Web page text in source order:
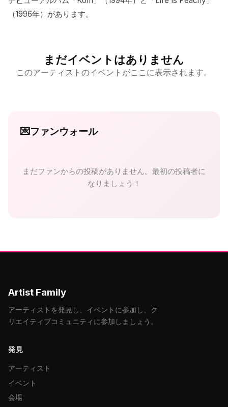
（1996年）があります。
まだイベントはありません
このアーティストのイベントがここに表示されます。
💌ファンウォール
まだファンからの投稿がありません。最初の投稿者に
なりましょう！
Artist Family
アーティストを発見し、イベントに参加し、ク
リエイティブコミュニティに参加しましょう。
発見
アーティスト
イベント
会場